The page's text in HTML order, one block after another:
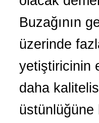
Buzağının
üzerinde
yetiştiricinin
daha
üstünlüğüne